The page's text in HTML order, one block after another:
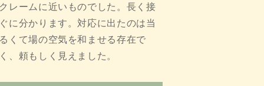
レームに近いものでした。長く接
に分かります。対応に出たのは当
くて場の空気を和ませる存在で
、頼もしく見えました。